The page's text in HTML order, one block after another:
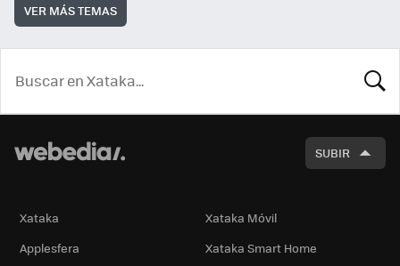
VER MÁS TEMAS
SUBIR
Xataka
Xataka Móvil
Applesfera
Xataka Smart Home